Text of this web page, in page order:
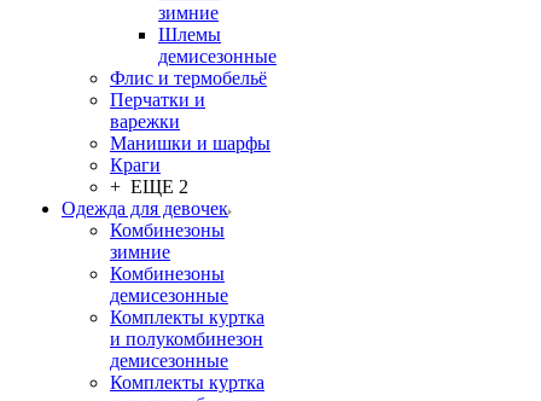
зимние
Шлемы
демисезонные
Флис и термобельё
Перчатки и
варежки
Манишки и шарфы
Краги
+ ЕЩЕ 2
Одежда для девочек
Комбинезоны
зимние
Комбинезоны
демисезонные
Комплекты куртка
и полукомбинезон
демисезонные
Комплекты куртка